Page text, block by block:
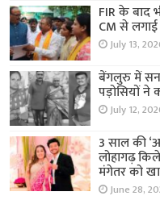
FIR के बाद
CM से लगाई
July 13,
बेंगलुरु में
पड़ोसियों ने
July 12,
3 साल की
लोहागढ़
मंगेतर को
June 28,